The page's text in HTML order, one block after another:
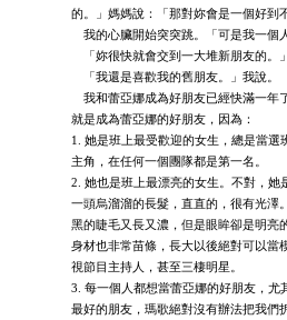
的。」媽媽說：「那對妳會是一個好到
我的心臟開始突突跳。「可是我一個
「妳很快就會交到一大堆新朋友的。
「我還是喜歡我的舊朋友。」我說。
我和蕾亞娜成為好朋友已經快滿一年
就是成為蕾亞娜的好朋友，因為：
1. 她是班上最受歡迎的女生，總是當選
主角，在任何一個團隊都是第一名。
2. 她也是班上最漂亮的女生。不對，她
一頭烏溜溜的長髮，直直的，很有光澤
黑的睫毛又長又濃，但是眼眸卻是明亮
身材也非常苗條，長大以後絕對可以當
視節目主持人，甚至三棲明星。
3. 每一個人都想當蕾亞娜的好朋友，尤
最好的朋友，瑪歌絕對沒有辦法把我們